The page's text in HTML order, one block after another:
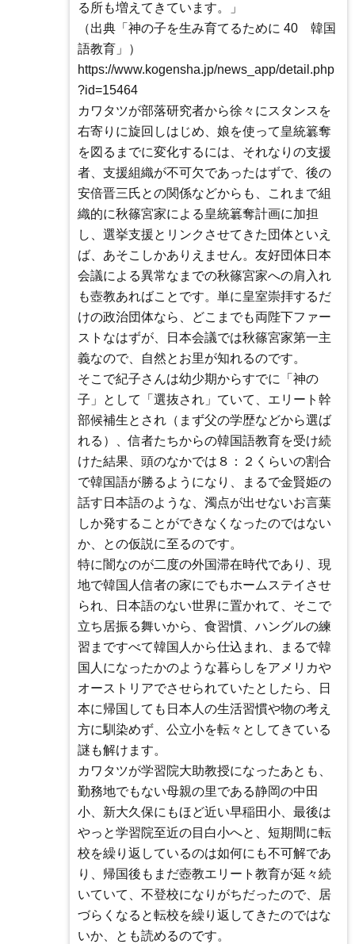
る所も増えてきています。」
（出典「神の子を生み育てるために 40 韓国
語教育」）
https://www.kogensha.jp/news_app/detail.php
?id=15464
カワタツが部落研究者から徐々にスタンスを
右寄りに旋回しはじめ、娘を使って皇統簒奪
を図るまでに変化するには、それなりの支援
者、支援組織が不可欠であったはずで、後の
安倍晋三氏との関係などからも、これまで組
織的に秋篠宮家による皇統簒奪計画に加担
し、選挙支援とリンクさせてきた団体といえ
ば、あそこしかありえません。友好団体日本
会議による異常なまでの秋篠宮家への肩入れ
も壺教あればことです。単に皇室崇拝するだ
けの政治団体なら、どこまでも両陛下ファー
ストなはずが、日本会議では秋篠宮家第一主
義なので、自然とお里が知れるのです。
そこで紀子さんは幼少期からすでに「神の
子」として「選抜され」ていて、エリート幹
部候補生とされ（まず父の学歴などから選ば
れる）、信者たちからの韓国語教育を受け続
けた結果、頭のなかでは８：２くらいの割合
で韓国語が勝るようになり、まるで金賢姫の
話す日本語のような、濁点が出せないお言葉
しか発することができなくなったのではない
か、との仮説に至るのです。
特に闇なのが二度の外国滞在時代であり、現
地で韓国人信者の家にでもホームステイさせ
られ、日本語のない世界に置かれて、そこで
立ち居振る舞いから、食習慣、ハングルの練
習まですべて韓国人から仕込まれ、まるで韓
国人になったかのような暮らしをアメリカや
オーストリアでさせられていたとしたら、日
本に帰国しても日本人の生活習慣や物の考え
方に馴染めず、公立小を転々としてきている
謎も解けます。
カワタツが学習院大助教授になったあとも、
勤務地でもない母親の里である静岡の中田
小、新大久保にもほど近い早稲田小、最後は
やっと学習院至近の目白小へと、短期間に転
校を繰り返しているのは如何にも不可解であ
り、帰国後もまだ壺教エリート教育が延々続
いていて、不登校になりがちだったので、居
づらくなると転校を繰り返してきたのではな
いか、とも読めるのです。